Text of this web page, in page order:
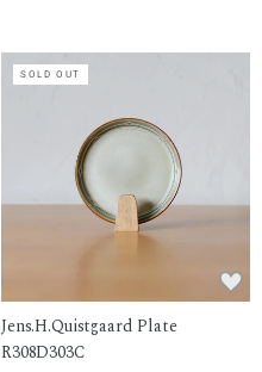
SOLD OUT
Jens.H.Quistgaard Plate
R308D303C